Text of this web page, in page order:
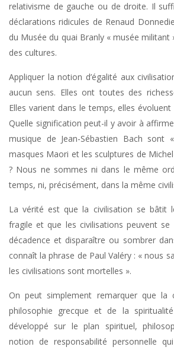
relativisme de gauche ou de droite. Il
déclarations ridicules de Renaud
du Musée du quai Branly « musée militant
des cultures.
Appliquer la notion d’égalité aux
aucun sens. Elles ont toutes des
Elles varient dans le temps, elles
Quelle signification peut-il y avoir à
musique de Jean-Sébastien Bach sont
masques Maori et les sculptures de
? Nous ne sommes ni dans le même
temps, ni, précisément, dans la même
La vérité est que la civilisation se bâtit
fragile et que les civilisations peuvent
décadence et disparaître ou sombrer
connaît la phrase de Paul Valéry : « nous
les civilisations sont mortelles ».
On peut simplement remarquer que la
philosophie grecque et de la
développé sur le plan spirituel,
notion de responsabilité personnelle